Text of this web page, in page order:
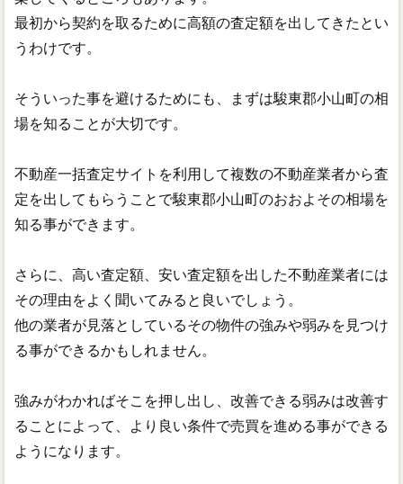
最初から契約を取るために高額の査定額を出してきたとい
うわけです。
そういった事を避けるためにも、まずは駿東郡小山町の相
場を知ることが大切です。
不動産一括査定サイトを利用して複数の不動産業者から査
定を出してもらうことで駿東郡小山町のおおよその相場を
知る事ができます。
さらに、高い査定額、安い査定額を出した不動産業者には
その理由をよく聞いてみると良いでしょう。
他の業者が見落としているその物件の強みや弱みを見つけ
る事ができるかもしれません。
強みがわかればそこを押し出し、改善できる弱みは改善す
ることによって、より良い条件で売買を進める事ができる
ようになります。